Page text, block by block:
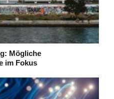
Mögliche
im Fokus